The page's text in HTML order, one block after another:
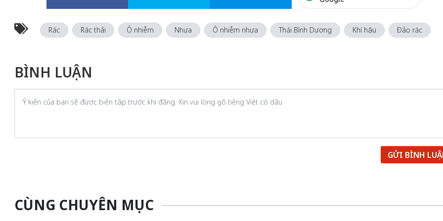
Rác Rác thải Ô nhiễm Nhựa Ô nhiễm nhựa Thái Bình Dương Khí hậu Đảo rác
BÌNH LUẬN
GỬI BÌNH
CÙNG CHUYÊN MỤC